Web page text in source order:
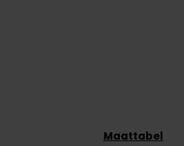
Maattabel